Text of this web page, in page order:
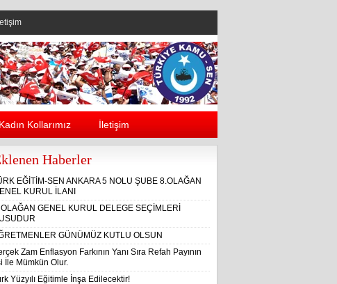
İletişim
Kadın Kollarımız İletişim
Haberler
EĞİTİM-SEN ANKARA 5 NOLU ŞUBE 8.OLAĞAN
KURUL İLANI
GENEL KURUL DELEGE SEÇİMLERİ
GÜNÜMÜZ KUTLU OLSUN
Zam Enflasyon Farkının Yanı Sıra Refah Payının
İle Mümkün Olur.
Yüzyılı Eğitimle İnşa Edilecektir!